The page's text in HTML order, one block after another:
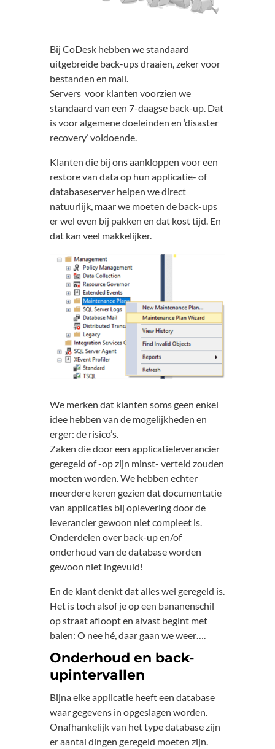
Bij CoDesk hebben we standaard
uitgebreide back-ups draaien, zeker voor
bestanden en mail.
Servers voor klanten voorzien we
standaard van een 7-daagse back-up. Dat
is voor algemene doeleinden en ‘disaster
recovery’ voldoende.
Klanten die bij ons aankloppen voor een
restore van data op hun applicatie- of
databaseserver helpen we direct
natuurlijk, maar we moeten de back-ups
er wel even bij pakken en dat kost tijd. En
dat kan veel makkelijker.
We merken dat klanten soms geen enkel
idee hebben van de mogelijkheden en
erger: de risico’s.
Zaken die door een applicatieleverancier
geregeld of -op zijn minst- verteld zouden
moeten worden. We hebben echter
meerdere keren gezien dat documentatie
van applicaties bij oplevering door de
leverancier gewoon niet compleet is.
Onderdelen over back-up en/of
onderhoud van de database worden
gewoon niet ingevuld!
En de klant denkt dat alles wel geregeld is.
Het is toch alsof je op een bananenschil
op straat afloopt en alvast begint met
balen: O nee hé, daar gaan we weer….
Onderhoud en back-
upintervallen
Bijna elke applicatie heeft een database
waar gegevens in opgeslagen worden.
Onafhankelijk van het type database zijn
er aantal dingen geregeld moeten zijn.